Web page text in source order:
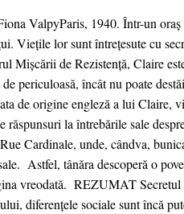
ValpyParis, 1940. Într-un oraș
Viețile lor sunt întrețesute cu
Mișcării de Rezistență, Claire
periculoasă, încât nu poate
de origine engleză a lui Claire,
răspunsuri la întrebările sale
Cardinale, unde, cândva,
Astfel, tânăra descoperă o
vreodată. REZUMAT
diferențele sociale sunt încă